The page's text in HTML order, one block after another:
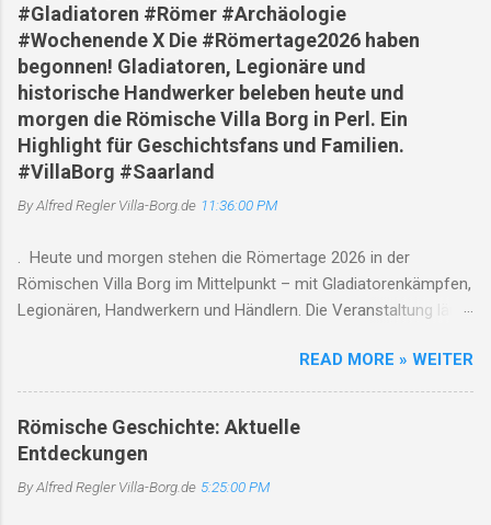
#Gladiatoren #Römer #Archäologie
#Wochenende X Die #Römertage2026 haben
begonnen! Gladiatoren, Legionäre und
historische Handwerker beleben heute und
morgen die Römische Villa Borg in Perl. Ein
Highlight für Geschichtsfans und Familien.
#VillaBorg #Saarland
By Alfred ReglerVilla-Borg.de 11:36:00 PM
. Heute und morgen stehen die Römertage 2026 in der
Römischen Villa Borg im Mittelpunkt – mit Gladiatorenkämpfen,
Legionären, Handwerkern und Händlern. Die Veranstaltung läuft
und 17 Uhr statt. Gleichzeitig weist die Villa auf den saisonalen
Betrieb und den Saarschleifenbus/Rad-Bus hin. Römertage
2026 in der Römischen Villa Borg: Die Antike lebt am ersten
Augustwochenende auf 01. August 2026 | Perl-Borg | Saarland
Wenn sich Gladiatoren gegenüberstehen, Legionäre ihre
Ausrüstung präsentieren und der Duft von frischem Brot,
READ MORE » WEITER
Römische Geschichte: Aktuelle
Entdeckungen
By Alfred ReglerVilla-Borg.de 5:25:00 PM